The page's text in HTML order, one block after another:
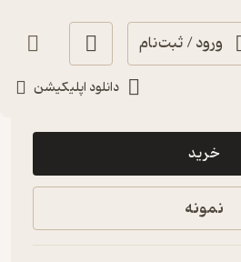
ورود / ثبت‌نام
دانلود اپلیکیشن
375,000
خرید
نمونه